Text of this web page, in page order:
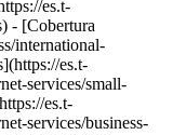
es.t-
- [Cobertura
international-
es.t-
services/small-
es.t-
services/business-